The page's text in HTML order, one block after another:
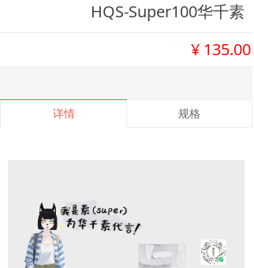
HQS-Super100华千素
¥ 135.00
详情 规格